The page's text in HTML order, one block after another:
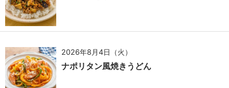
2026年8月4日（火）
ナポリタン風焼きうどん